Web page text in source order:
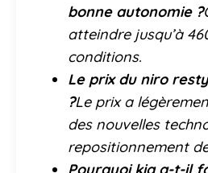
bonne autonomie ?
atteindre jusqu’à
conditions.
Le prix du niro
?Le prix a
des nouvelles
repositionnement